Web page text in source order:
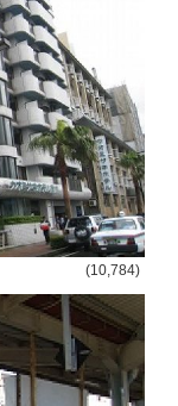
(10,784)